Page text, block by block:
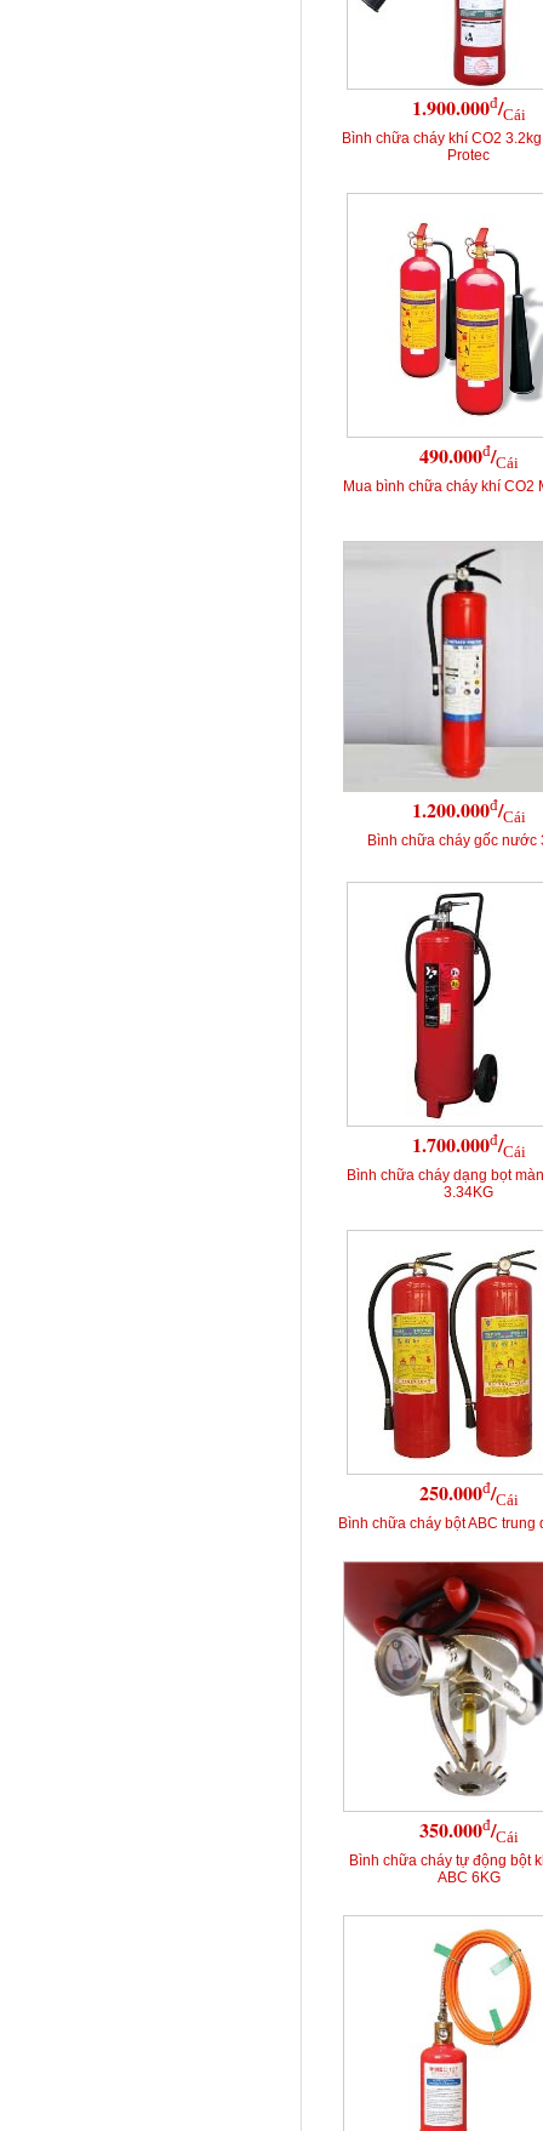
1.900.000đ/Cái
Bình chữa cháy khí CO2
Protec
490.000đ/Cái
Mua bình chữa cháy khí CO2
1.200.000đ/Cái
Bình chữa cháy gốc nước
1.700.000đ/Cái
Bình chữa cháy dạng bọt
3.34KG
250.000đ/Cái
Bình chữa cháy bột ABC trung
350.000đ/Cái
Bình chữa cháy tự động bột
ABC 6KG